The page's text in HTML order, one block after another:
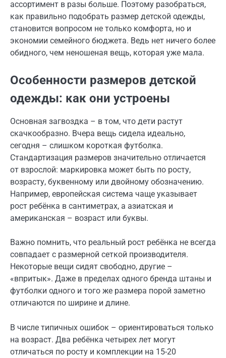
ассортимент в разы больше. Поэтому разобраться,
как правильно подобрать размер детской одежды,
становится вопросом не только комфорта, но и
экономии семейного бюджета. Ведь нет ничего более
обидного, чем неношеная вещь, которая уже мала.
Особенности размеров детской
одежды: как они устроены
Основная загвоздка – в том, что дети растут
скачкообразно. Вчера вещь сидела идеально,
сегодня – слишком короткая футболка.
Стандартизация размеров значительно отличается
от взрослой: маркировка может быть по росту,
возрасту, буквенному или двойному обозначению.
Например, европейская система чаще указывает
рост ребёнка в сантиметрах, а азиатская и
американская – возраст или буквы.
Важно помнить, что реальный рост ребёнка не всегда
совпадает с размерной сеткой производителя.
Некоторые вещи сидят свободно, другие –
«впритык». Даже в пределах одного бренда штаны и
футболки одного и того же размера порой заметно
отличаются по ширине и длине.
В числе типичных ошибок – ориентироваться только
на возраст. Два ребёнка четырех лет могут
отличаться по росту и комплекции на 15-20